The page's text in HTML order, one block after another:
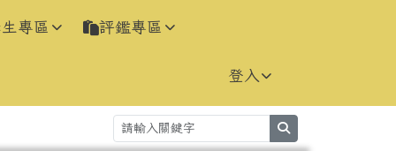
專區 評鑑專區
登入